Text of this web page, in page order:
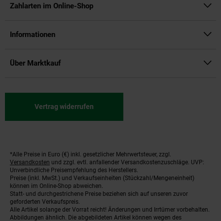
Zahlarten im Online-Shop
Informationen
Über Marktkauf
Vertrag widerrufen
Fußnoten
*Alle Preise in Euro (€) inkl. gesetzlicher Mehrwertsteuer, zzgl.
Versandkosten und zzgl. evtl. anfallender Versandkostenzuschläge. UVP:
Unverbindliche Preisempfehlung des Herstellers.
Preise (inkl. MwSt.) und Verkaufseinheiten (Stückzahl/Mengeneinheit)
können im Online-Shop abweichen.
Statt- und durchgestrichene Preise beziehen sich auf unseren zuvor
geforderten Verkaufspreis.
Alle Artikel solange der Vorrat reicht! Änderungen und Irrtümer vorbehalten.
Abbildungen ähnlich. Die abgebildeten Artikel können wegen des